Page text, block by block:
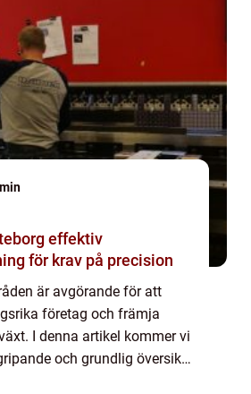
effektiv
för krav på precision
är avgörande för att
företag och främja
I denna artikel kommer vi
och grundlig översikt